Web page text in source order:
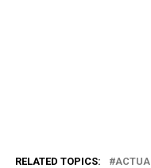
RELATED TOPICS: